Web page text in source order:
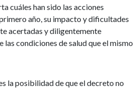
cuáles han sido las acciones
año, su impacto y dificultades
acertadas y diligentemente
condiciones de salud que el mismo
la posibilidad de que el decreto no